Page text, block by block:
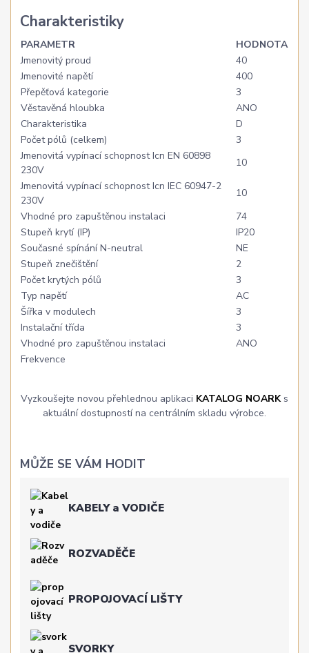
Charakteristiky
PARAMETR
HODNOTA
Jmenovitý proud
40
Jmenovité napětí
400
Přepěťová kategorie
3
Věstavěná hloubka
ANO
Charakteristika
D
Počet pólů (celkem)
3
Jmenovitá vypínací schopnost Icn EN 60898
230V
10
Jmenovitá vypínací schopnost Icn IEC 60947-2
230V
10
Vhodné pro zapuštěnou instalaci
74
Stupeň krytí (IP)
IP20
Současné spínání N-neutral
NE
Stupeň znečištění
2
Počet krytých pólů
3
Typ napětí
AC
Šířka v modulech
3
Instalační třída
3
Vhodné pro zapuštěnou instalaci
ANO
Frekvence
Vyzkoušejte novou přehlednou aplikaci KATALOG NOARKs
aktuální dostupností na centrálním skladu výrobce.
MŮŽE SE VÁM HODIT
KABELY a VODIČE
ROZVADĚČE
PROPOJOVACÍ LIŠTY
SVORKY